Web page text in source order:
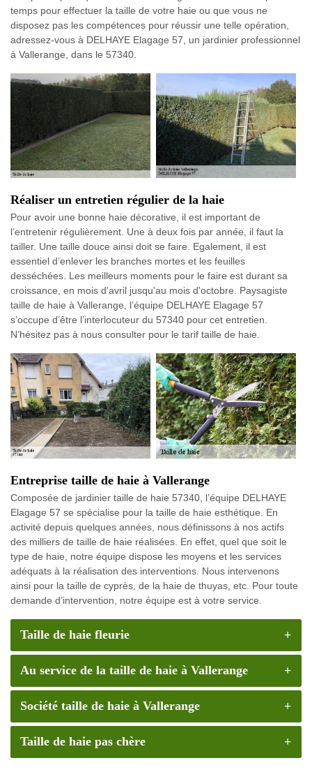
temps pour effectuer la taille de votre haie ou que vous ne
disposez pas les compétences pour réussir une telle opération,
adressez-vous à DELHAYE Elagage 57, un jardinier professionnel
à Vallerange, dans le 57340.
Réaliser un entretien régulier de la haie
Pour avoir une bonne haie décorative, il est important de
l’entretenir régulièrement. Une à deux fois par année, il faut la
tailler. Une taille douce ainsi doit se faire. Egalement, il est
essentiel d’enlever les branches mortes et les feuilles
desséchées. Les meilleurs moments pour le faire est durant sa
croissance, en mois d'avril jusqu'au mois d'octobre. Paysagiste
taille de haie à Vallerange, l’équipe DELHAYE Elagage 57
s’occupe d’être l’interlocuteur du 57340 pour cet entretien.
N’hésitez pas à nous consulter pour le tarif taille de haie.
Entreprise taille de haie à Vallerange
Composée de jardinier taille de haie 57340, l’équipe DELHAYE
Elagage 57 se spécialise pour la taille de haie esthétique. En
activité depuis quelques années, nous définissons à nos actifs
des milliers de taille de haie réalisées. En effet, quel que soit le
type de haie, notre équipe dispose les moyens et les services
adéquats à la réalisation des interventions. Nous intervenons
ainsi pour la taille de cyprès, de la haie de thuyas, etc. Pour toute
demande d’intervention, notre équipe est à votre service.
Taille de haie fleurie
Au service de la taille de haie à Vallerange
Société taille de haie à Vallerange
Taille de haie pas chère